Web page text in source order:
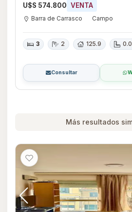
U$S 574.800 VENTA
Barra de Carrasco Campo
3 2 125.9
Consultar
Más resultados